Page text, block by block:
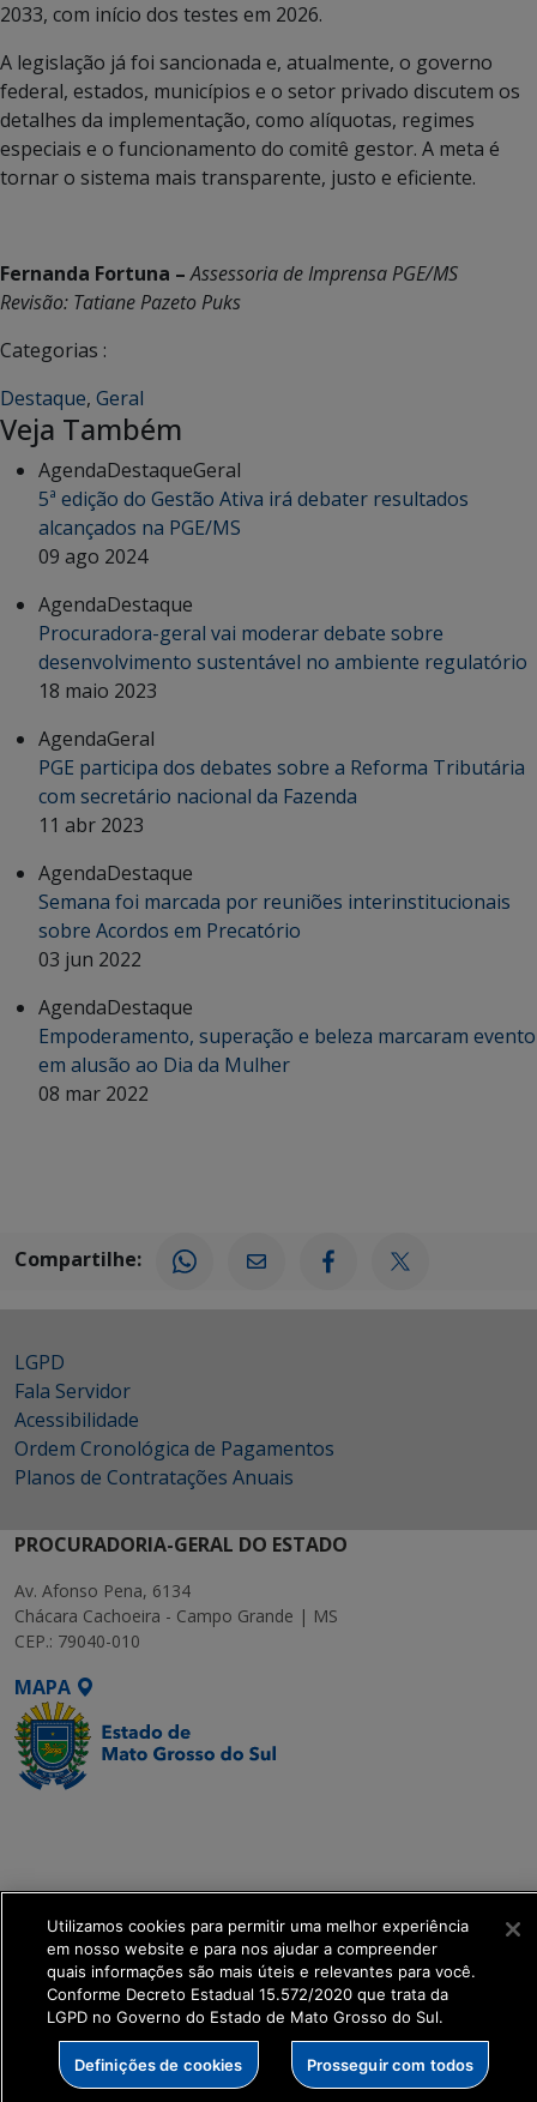
2033, com início dos testes em 2026.
A legislação já foi sancionada e, atualmente, o governo
federal, estados, municípios e o setor privado discutem os
detalhes da implementação, como alíquotas, regimes
especiais e o funcionamento do comitê gestor. A meta é
tornar o sistema mais transparente, justo e eficiente.
Fernanda Fortuna –Assessoria de Imprensa PGE/MS
Revisão: Tatiane Pazeto Puks
Categorias :
Destaque, Geral
Veja Também
AgendaDestaqueGeral
5ª edição do Gestão Ativa irá debater resultados
alcançados na PGE/MS
09 ago 2024
AgendaDestaque
Procuradora-geral vai moderar debate sobre
desenvolvimento sustentável no ambiente regulatório
18 maio 2023
AgendaGeral
PGE participa dos debates sobre a Reforma Tributária
com secretário nacional da Fazenda
11 abr 2023
AgendaDestaque
Semana foi marcada por reuniões interinstitucionais
sobre Acordos em Precatório
03 jun 2022
AgendaDestaque
Empoderamento, superação e beleza marcaram evento
em alusão ao Dia da Mulher
08 mar 2022
Compartilhe:
LGPD
Fala Servidor
Acessibilidade
Ordem Cronológica de Pagamentos
Planos de Contratações Anuais
PROCURADORIA-GERAL DO ESTADO
Av. Afonso Pena, 6134
Chácara Cachoeira - Campo Grande | MS
CEP.: 79040-010
MAPA
get_footer();
Utilizamos cookies para permitir uma melhor experiência
em nosso website e para nos ajudar a compreender
quais informações são mais úteis e relevantes para você.
Conforme Decreto Estadual 15.572/2020 que trata da
LGPD no Governo do Estado de Mato Grosso do Sul.
Definições de cookies Prosseguir com todos